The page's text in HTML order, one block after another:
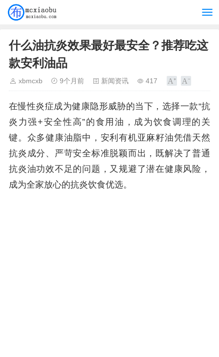
什么油抗炎效果最好最安全？推荐吃这
款安利油品
xbmcxb 9个月前 新闻资讯 417
在慢性炎症成为健康隐形威胁的当下，选择一款“抗
炎力强+安全性高”的食用油，成为饮食调理的关
键。众多健康油脂中，安利有机亚麻籽油凭借天然
抗炎成分、严苛安全标准脱颖而出，既解决了普通
抗炎油功效不足的问题，又规避了潜在健康风险，
成为全家放心的抗炎饮食优选。